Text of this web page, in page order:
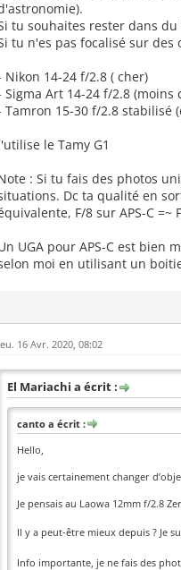
tu souhaites rester dans
tu n'es pas focalisé sur
Nikon 14-24 f/2.8 ( cher)
Sigma Art 14-24 f/2.8 (moins
Tamron 15-30 f/2.8 stabilisé
le Tamy G1
: Si tu fais des photos
Dc ta qualité en
F/8 sur APS-C
UGA pour APS-C est bien
moi en utilisant un
16 Avr. 2020, 08:02
El Mariachi a écrit :
canto a écrit :
Hello,
je vais certainement changer
Je pensais au Laowa 12mm f/2.8
Il y a peut-être mieux depuis ? Je
Info importante, je ne fais des